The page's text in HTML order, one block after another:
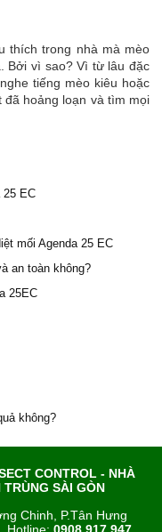
thích trong nhà mà mèo
Bởi vì sao? Vì từ lâu đặc
tiếng mèo kiêu hoặc
hoảng loạn và tìm mọi
25 EC
mối Agenda 25 EC
an toàn không?
25EC
không?
CONTROL - NHÀ
TRÙNG SÀI GÒN
Chinh, P.Tân Hưng
Hotline: 0908.917.947